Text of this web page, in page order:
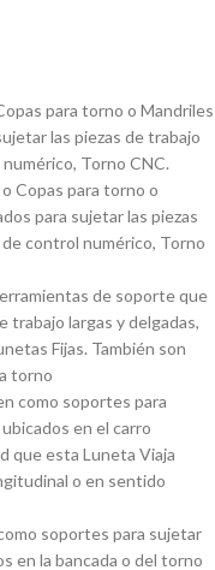
para torno o Mandriles
las piezas de trabajo
Torno CNC.
Copas para torno o
para sujetar las piezas
control numérico, Torno
de soporte que
trabajo largas y delgadas,
Fijas. También son
torno
como soportes para
en el carro
que esta Luneta Viaja
o en sentido
soportes para sujetar
en la bancada o del torno